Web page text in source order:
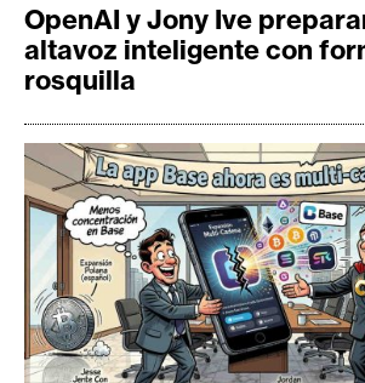
OpenAI y Jony Ive
altavoz inteligente con
rosquilla